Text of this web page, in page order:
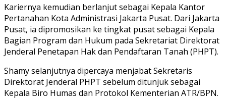
Kariernya kemudian berlanjut sebagai Kepala Kantor
Pertanahan Kota Administrasi Jakarta Pusat. Dari Jakarta
Pusat, ia dipromosikan ke tingkat pusat sebagai Kepala
Bagian Program dan Hukum pada Sekretariat Direktorat
Jenderal Penetapan Hak dan Pendaftaran Tanah (PHPT).
Shamy selanjutnya dipercaya menjabat Sekretaris
Direktorat Jenderal PHPT sebelum ditunjuk sebagai
Kepala Biro Humas dan Protokol Kementerian ATR/BPN.